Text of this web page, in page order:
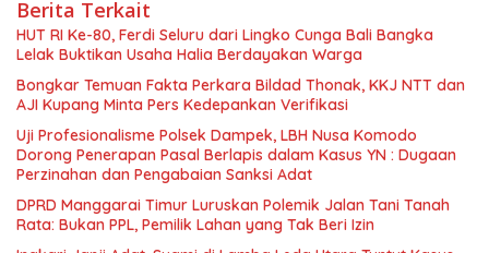
Berita Terkait
HUT RI Ke-80, Ferdi Seluru dari Lingko Cunga Bali Bangka
Lelak Buktikan Usaha Halia Berdayakan Warga
Bongkar Temuan Fakta Perkara Bildad Thonak, KKJ NTT dan
AJI Kupang Minta Pers Kedepankan Verifikasi
Uji Profesionalisme Polsek Dampek, LBH Nusa Komodo
Dorong Penerapan Pasal Berlapis dalam Kasus YN : Dugaan
Perzinahan dan Pengabaian Sanksi Adat
DPRD Manggarai Timur Luruskan Polemik Jalan Tani Tanah
Rata: Bukan PPL, Pemilik Lahan yang Tak Beri Izin